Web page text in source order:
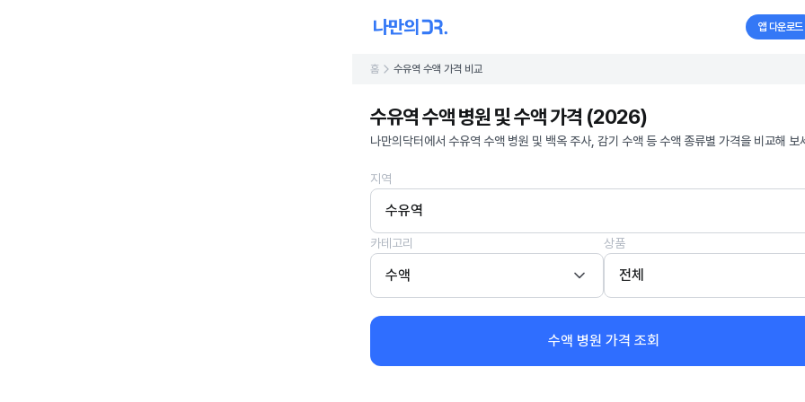
앱 다운로드
홈 수유역 수액 가격 비교
수유역 수액 병원 및 수액 가격 (2026)
나만의닥터에서 수유역 수액 병원 및 백옥 주사, 감기 수액 등 수액 종류별 가격을 비교해 보
지역
수유역
카테고리
수액
상품
전체
수액 병원 가격 조회